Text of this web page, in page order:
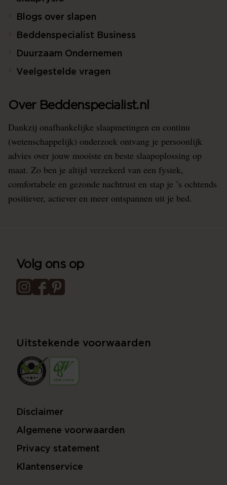
Blogs over slapen
Beddenspecialist Business
Duurzaam Ondernemen
Veelgestelde vragen
Over Beddenspecialist.nl
Dankzij onafhankelijke slaapmetingen en continu
(wetenschappelijk) onderzoek ontvang je persoonlijk
advies over jouw mooiste en beste slaapoplossing op
maat. Zo ben je altijd verzekerd van een fysiek,
comfortabele en gezonde nachtrust en stap je ’s ochtends
positiever, actiever en meer ontspannen uit je bed.
Volg ons op
Uitstekende voorwaarden
Disclaimer
Algemene voorwaarden
Privacy statement
Klantenservice